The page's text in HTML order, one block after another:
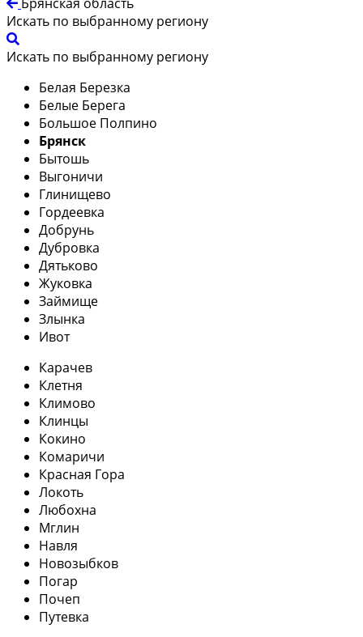
Искать по выбранному региону
Искать по выбранному региону
Белая Березка
Белые Берега
Большое Полпино
Брянск
Бытошь
Выгоничи
Глинищево
Гордеевка
Добрунь
Дубровка
Дятьково
Жуковка
Займище
Злынка
Ивот
Карачев
Клетня
Климово
Клинцы
Кокино
Комаричи
Красная Гора
Локоть
Любохна
Мглин
Навля
Новозыбков
Погар
Почеп
Путевка